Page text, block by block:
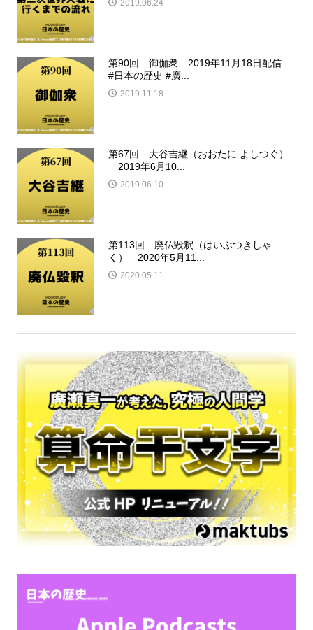
2019.06.24
第90回 御伽衆 2019年11月18日配信
#日本の歴史 #廣...
2019.11.18
第67回 大谷吉継（おおたに よしつぐ）
2019年6月10...
2019.06.10
第113回 廃仏毀釈（はいぶつきしゃ
く） 2020年5月11...
2020.05.11